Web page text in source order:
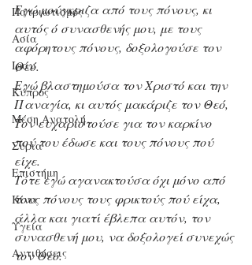
Πατριωτισμός
Ασία
Ιράν
Κύπρος
Μέση Ανατολή
Σύρια
Επιστήμη
Kίνα
Υγεία
Aντιθέσεις
Εγώ μούγκριζα από τους πόνους, κι
αυτός ό συνασθενής μου, με τους
αφόρητους πόνους, δοξολογούσε τον
Θεό.
Εγώ βλαστημούσα τον Χριστό και την
Παναγία, κι αυτός μακάριζε τον Θεό,
Τον ευχαριστούσε για τον καρκίνο
πού του έδωσε και τους πόνους πού
είχε.
Τότε εγώ αγανακτούσα όχι μόνο από
τους πόνους τους φρικτούς πού είχα,
άλλα και γιατί έβλεπα αυτόν, τον
συνασθενή μου, να δοξολογεί συνεχώς
τον Θεό.